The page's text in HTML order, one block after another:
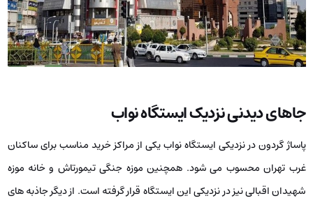
جاهای دیدنی نزدیک ایستگاه نواب
پاساژ گردون در نزدیکی ایستگاه نواب یکی از مراکز خرید مناسب برای ساکنان
غرب تهران محسوب می شود. همچنین موزه جنگی تیمورتاش و خانه موزه
شهیدان اقبالی نیز در نزدیکی این ایستگاه قرار گرفته است. از دیگر جاذبه های